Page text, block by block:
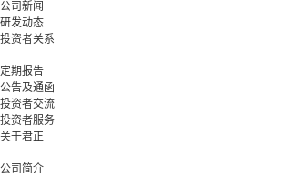
公司新闻
研发动态
投资者关系
定期报告
公告及通函
投资者交流
投资者服务
关于君正
公司简介